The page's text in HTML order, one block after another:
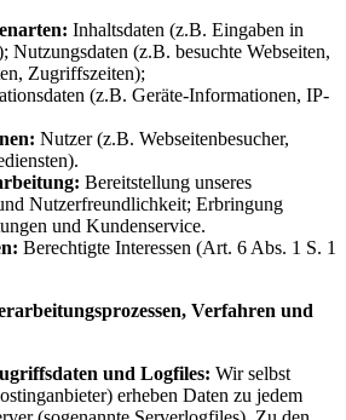
Inhaltsdaten (z.B. Eingaben in
Nutzungsdaten (z.B. besuchte Webseiten,
Zugriffszeiten);
(z.B. Geräte-Informationen, IP-
Nutzer (z.B. Webseitenbesucher,
Bereitstellung unseres
Nutzerfreundlichkeit; Erbringung
und Kundenservice.
Berechtigte Interessen (Art. 6 Abs. 1 S. 1
Verfahren und
und Logfiles: Wir selbst
erheben Daten zu jedem